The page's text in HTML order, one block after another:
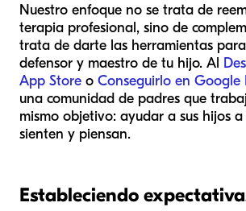
Nuestro enfoque no se trata de
terapia profesional, sino de
trata de darte las herramientas
defensor y maestro de tu hijo. Al
App Store o Conseguirlo en Google
una comunidad de padres que
mismo objetivo: ayudar a sus hijos
sienten y piensan.
Estableciendo